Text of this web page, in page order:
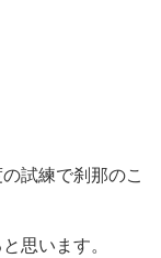
試練で刹那のこ
思います。